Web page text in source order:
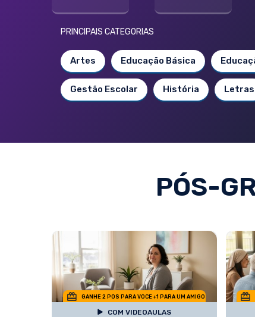
PRINCIPAIS CATEGORIAS
Artes Educação Básica
Gestão Escolar História Letras
PÓS-
GANHE 2 POS PARA VOCE +1 PARA UM AMIGO
COM VIDEOAULAS